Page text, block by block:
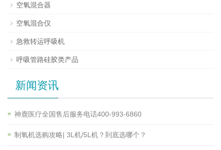
空氧混合器
空氧混合仪
急救转运呼吸机
呼吸管路硅胶类产品
新闻资讯
神鹿医疗全国售后服务电话400-993-6860
制氧机选购攻略| 3L机/5L机？到底选哪个？